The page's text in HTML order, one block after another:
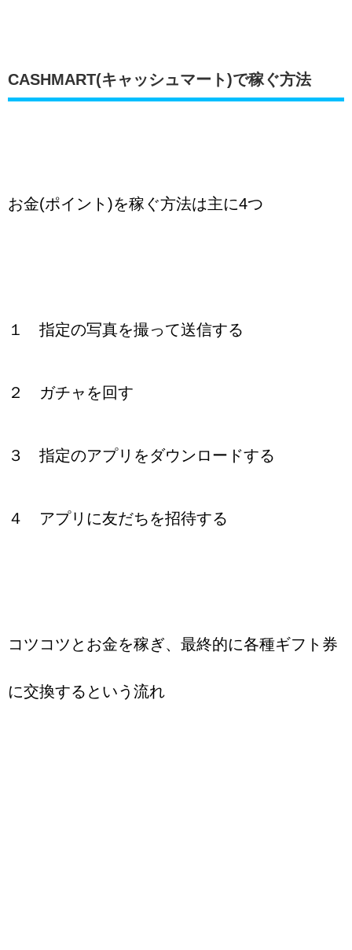
CASHMART(キャッシュマート)で稼ぐ方法
お金(ポイント)を稼ぐ方法は主に4つ
１ 指定の写真を撮って送信する
２ ガチャを回す
３ 指定のアプリをダウンロードする
４ アプリに友だちを招待する
コツコツとお金を稼ぎ、最終的に各種ギフト券
に交換するという流れ